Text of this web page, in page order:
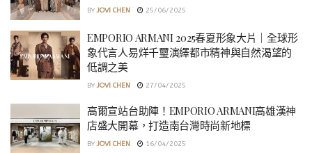
BY JOVI CHEN 25/06/2025
EMPORIO ARMANI 2025春夏形象大片｜全球形
象代言人易烊千璽演繹都市精神與自然渴望的
低調之美
BY JOVI CHEN 27/04/2025
高爾宣站台助陣！EMPORIO ARMANI高雄漢神
店盛大開幕，打造南台灣時尚新地標
BY JOVI CHEN 16/04/2025